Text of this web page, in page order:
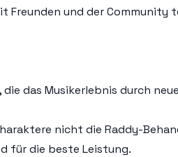
Freunden und der Community
das Musikerlebnis durch
nicht die Raddy-
für die beste Leistung.